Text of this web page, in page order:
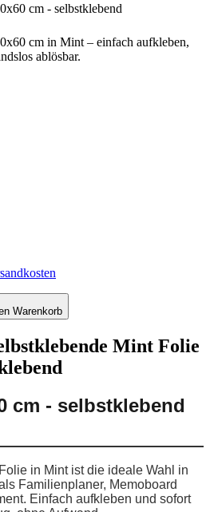
cm - selbstklebend
cm in Mint – einfach aufkleben,
ablösbar.
Warenkorb
Mint Folie
cm - selbstklebend
in Mint ist die ideale Wahl in
Familienplaner, Memoboard
Einfach aufkleben und sofort